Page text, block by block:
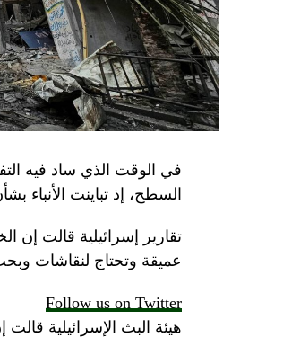
في الوقت الذي ساد فيه
السطح، إذ تباينت الأنباء
تقارير إسرائيلية قالت إن
عميقة وتحتاج لنقاشات
Follow us on Twitter
هيئة البث الإسرائيلية